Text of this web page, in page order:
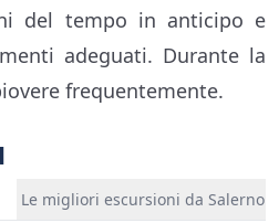
del tempo in anticipo e
adeguati. Durante la
frequentemente.
Le migliori escursioni da Salerno